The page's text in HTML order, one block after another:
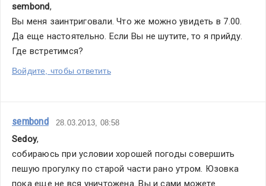
sembond,
Вы меня заинтриговали. Что же можно увидеть в 7.00.
Да еще настоятельно. Если Вы не шутите, то я прийду.
Где встретимся?
Войдите, чтобы ответить
sembond 28.03.2013, 08:58
Sedoy,
собираюсь при условии хорошей погоды совершить
пешую прогулку по старой части рано утром. Юзовка
пока еще не вся уничтожена. Вы и сами можете